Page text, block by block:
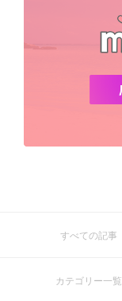
すべての記事
カテゴリー一覧